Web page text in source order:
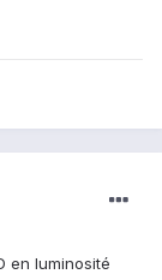
en luminosité